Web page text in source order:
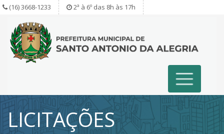
(16) 3668-1233 2ª à 6º das 8h às 17h
LICITAÇÕES